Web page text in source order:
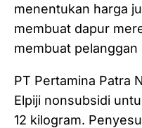
menentukan harga
membuat dapur
membuat pelanggan
PT Pertamina Patra
Elpiji nonsubsidi
12 kilogram.